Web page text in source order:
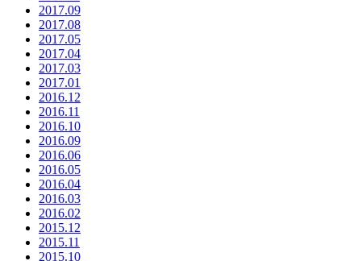
2017.09
2017.08
2017.05
2017.04
2017.03
2017.01
2016.12
2016.11
2016.10
2016.09
2016.06
2016.05
2016.04
2016.03
2016.02
2015.12
2015.11
2015.10